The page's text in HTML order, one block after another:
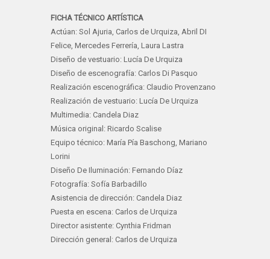
FICHA TÉCNICO ARTÍSTICA
Actúan: Sol Ajuria, Carlos de Urquiza, Abril DI
Felice, Mercedes Ferrería, Laura Lastra
Diseño de vestuario: Lucía De Urquiza
Diseño de escenografía: Carlos Di Pasquo
Realización escenográfica: Claudio Provenzano
Realización de vestuario: Lucía De Urquiza
Multimedia: Candela Diaz
Música original: Ricardo Scalise
Equipo técnico: María Pía Baschong, Mariano
Lorini
Diseño De Iluminación: Fernando Díaz
Fotografía: Sofía Barbadillo
Asistencia de dirección: Candela Diaz
Puesta en escena: Carlos de Urquiza
Director asistente: Cynthia Fridman
Dirección general: Carlos de Urquiza